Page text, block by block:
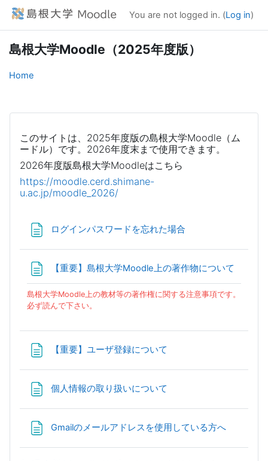
Skip to main content
You are not logged in. (Log in)
島根大学Moodle（2025年度版）
Home
このサイトは、 2025年度版の島根大学Moodle（ム
ードル）です。2026年度末まで使用できます。
2026年度版島根大学Moodleはこちら
https://moodle.cerd.shimane-
u.ac.jp/moodle_2026/
ログインパスワードを忘れた場合
【重要】島根大学Moodle上の著作物について
島根大学Moodle上の教材等の著作権に関する注意事項です。
必ず読んで下さい。
【重要】ユーザ登録について
個人情報の取り扱いについて
Gmailのメールアドレスを使用している方へPage